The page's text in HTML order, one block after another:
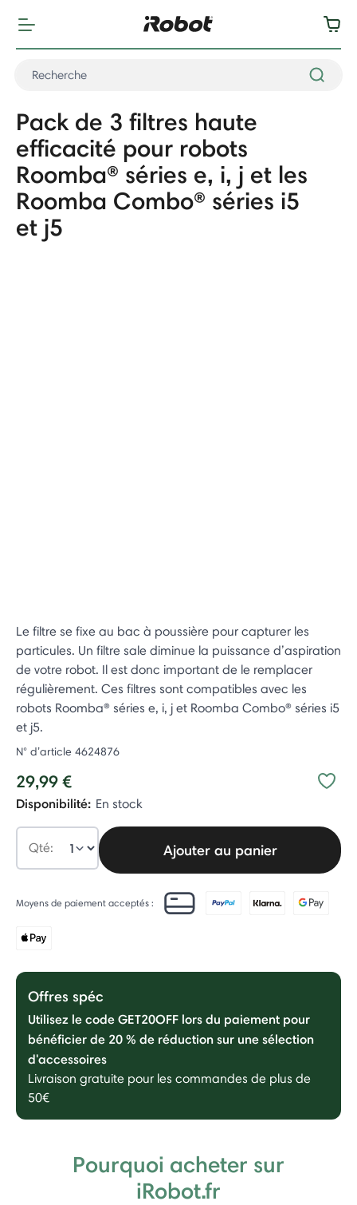
Pack de 3 filtres haute
efficacité pour robots
Roomba® séries e, i, j et les
Roomba Combo® séries i5
et j5
Le filtre se fixe au bac à poussière pour capturer les
particules. Un filtre sale diminue la puissance d’aspiration
de votre robot. Il est donc important de le remplacer
régulièrement. Ces filtres sont compatibles avec les
robots Roomba® séries e, i, j et Roomba Combo® séries i5
et j5.
N° d’article 4624876
29,99 €
Disponibilité: En stock
Qté: Ajouter au panier
Moyens de paiement acceptés :
Offres spéc
Utilisez le code GET20OFF lors du paiement pour
bénéficier de 20 % de réduction sur une sélection
d'accessoires
Livraison gratuite pour les commandes de plus de
50€
Pourquoi acheter sur
iRobot.fr